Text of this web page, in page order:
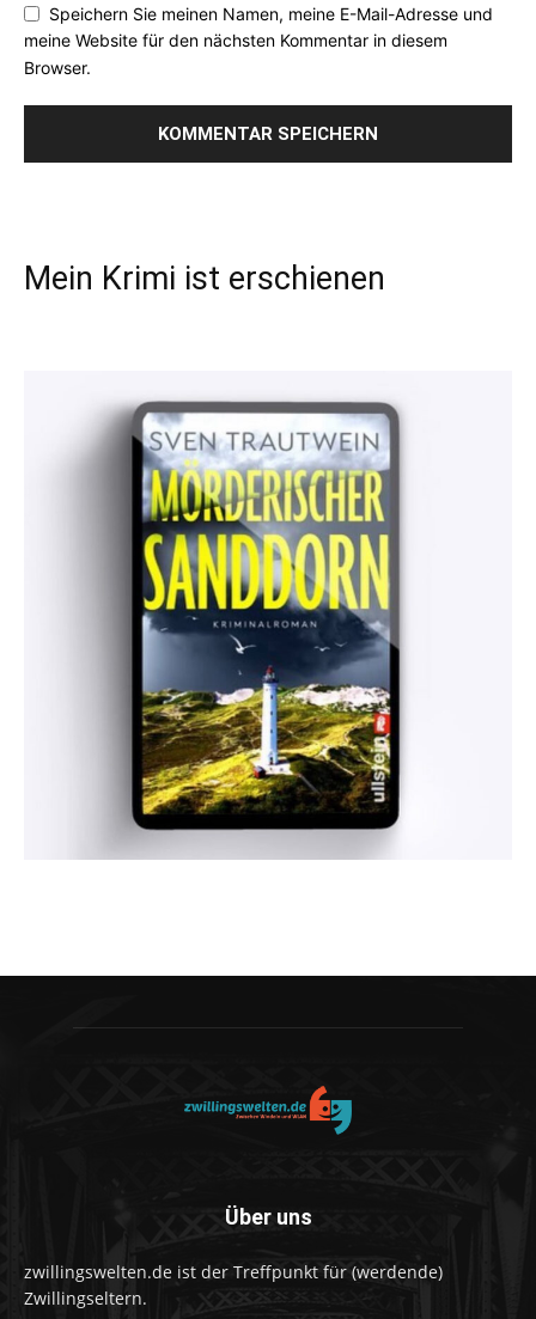
Speichern Sie meinen Namen, meine E-Mail-Adresse und
meine Website für den nächsten Kommentar in diesem
Browser.
Mein Krimi ist erschienen
Über uns
zwillingswelten.de ist der Treffpunkt für (werdende)
Zwillingseltern.